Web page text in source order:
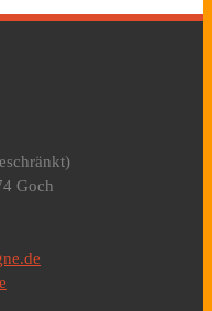
Goch